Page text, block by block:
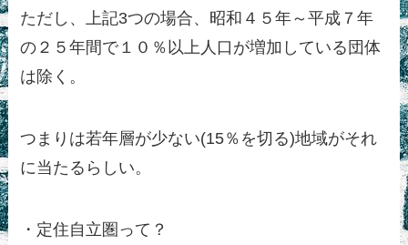
ただし、上記3つの場合、昭和４５年～平成７年
の２５年間で１０％以上人口が増加している団体
は除く。
つまりは若年層が少ない(15％を切る)地域がそれ
に当たるらしい。
・定住自立圏って？